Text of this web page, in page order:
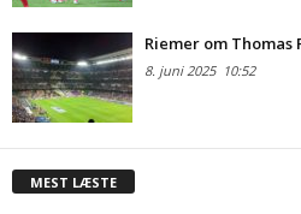
Riemer om Thomas
8. juni 202510:52
MEST LÆSTE